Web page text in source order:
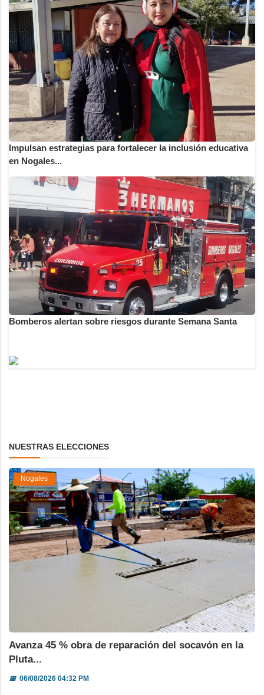
Impulsan estrategias para fortalecer la inclusión educativa
en Nogales...
Bomberos alertan sobre riesgos durante Semana Santa
NUESTRAS ELECCIONES
Nogales
Avanza 45 % obra de reparación del socavón en la
Pluta...
📅06/08/2026 04:32 PM